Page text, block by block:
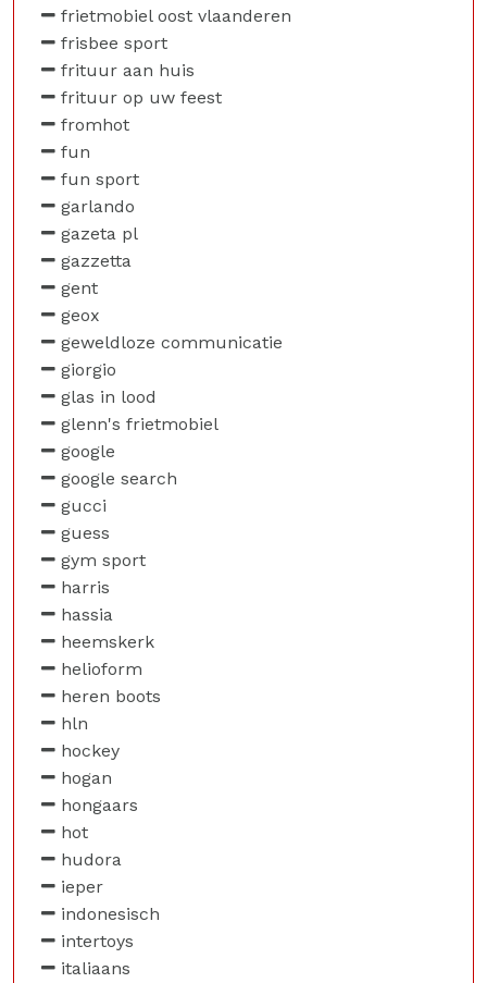
frietmobiel oost vlaanderen
frisbee sport
frituur aan huis
frituur op uw feest
fromhot
fun
fun sport
garlando
gazeta pl
gazzetta
gent
geox
geweldloze communicatie
giorgio
glas in lood
glenn's frietmobiel
google
google search
gucci
guess
gym sport
harris
hassia
heemskerk
helioform
heren boots
hln
hockey
hogan
hongaars
hot
hudora
ieper
indonesisch
intertoys
italiaans